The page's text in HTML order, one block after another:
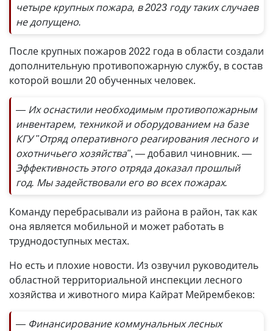
четыре крупных пожара, в 2023 году таких случаев
не допущено.
После крупных пожаров 2022 года в области создали
дополнительную противопожарную службу, в состав
которой вошли 20 обученных человек.
— Их оснастили необходимым противопожарным
инвентарем, техникой и оборудованием на базе
КГУ "Отряд оперативного реагирования лесного и
охотничьего хозяйства", — добавил чиновник. —
Эффективность этого отряда доказал прошлый
год. Мы задействовали его во всех пожарах.
Команду перебрасывали из района в район, так как
она является мобильной и может работать в
труднодоступных местах.
Но есть и плохие новости. Из озвучил руководитель
областной территориальной инспекции лесного
хозяйства и животного мира Кайрат Мейрембеков:
— Финансирование коммунальных лесных